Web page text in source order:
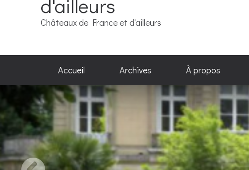
Châteaux de France et d'ailleurs
Accueil Archives À propos